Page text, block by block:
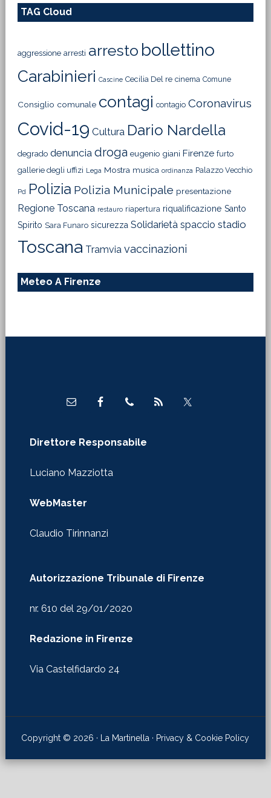
TAG Cloud
aggressione arresti arresto bollettino
Carabinieri Cascine Cecilia Del re cinema Comune
Consiglio comunale contagi contagio Coronavirus
Covid-19 Cultura Dario Nardella
degrado denuncia droga eugenio giani Firenze furto
gallerie degli uffizi Lega Mostra musica ordinanza Palazzo Vecchio
Pd Polizia Polizia Municipale presentazione
Regione Toscana restauro riapertura riqualificazione Santo
Spirito Sara Funaro sicurezza Solidarietà spaccio stadio
Toscana Tramvia vaccinazioni
Meteo A Firenze
Direttore Responsabile
Luciano Mazziotta
WebMaster
Claudio Tirinnanzi
Autorizzazione Tribunale di Firenze
nr. 610 del 29/01/2020
Redazione in Firenze
Via Castelfidardo 24
Copyright © 2026 · La Martinella · Privacy & Cookie Policy